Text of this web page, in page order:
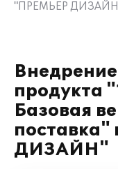
"ПРЕМЬЕР
продукта
Базовая
ДИЗАЙН"